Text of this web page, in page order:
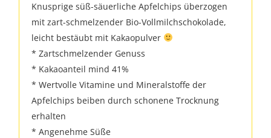
Knusprige süß-säuerliche Apfelchips überzogen
mit zart-schmelzender Bio-Vollmilchschokolade,
leicht bestäubt mit Kakaopulver
* Zartschmelzender Genuss
* Kakaoanteil mind 41%
* Wertvolle Vitamine und Mineralstoffe der
Apfelchips beiben durch schonene Trocknung
erhalten
* Angenehme Süße